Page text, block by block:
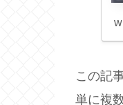
この記
単に複